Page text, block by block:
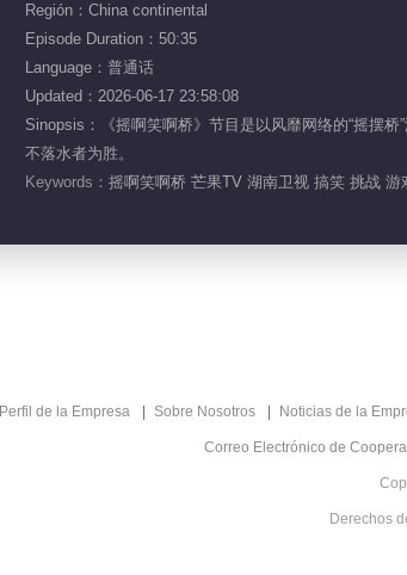
Región：China continental
Episode Duration：50:35
Language：普通话
Updated：2026-06-17 23:58:08
Sinopsis：《摇啊笑啊桥》节目是以风靡网络的“摇摆
不落水者为胜。
Keywords： 摇啊笑啊桥 芒果TV 湖南卫视 搞笑 挑战
Perfil de la Empresa Sobre Nosotros Noticias de la
Correo Electrónico de
Derechos